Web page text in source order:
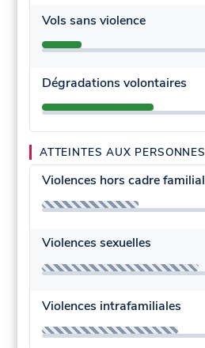
Vols sans violence
Dégradations volontaires
ATTEINTES AUX PERSONNES
Violences hors cadre familial
Violences sexuelles
Violences intrafamiliales